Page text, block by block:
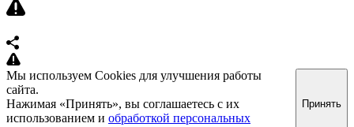
Мы используем Cookies для улучшения работы
сайта.
Нажимая «Принять», вы соглашаетесь с их
использованием и обработкой персональных
Принять